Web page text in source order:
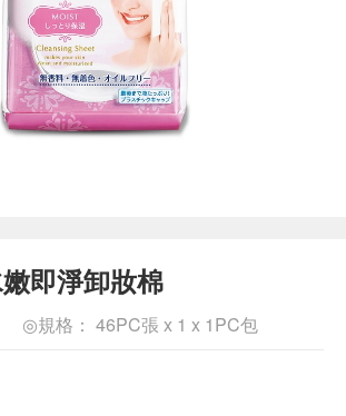
即淨卸妝棉
◎規格： 46PC張 x 1 x 1PC包